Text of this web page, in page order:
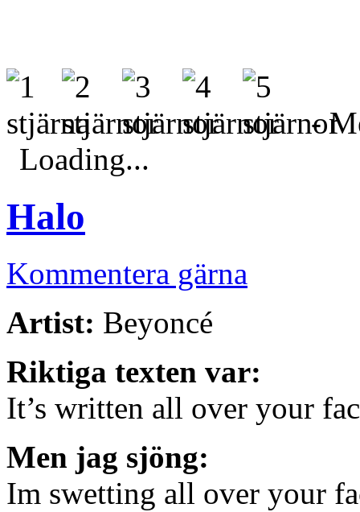
-
Loading...
Halo
Kommentera gärna
Artist: Beyoncé
Riktiga texten var:
It’s written all over your
Men jag sjöng:
Im swetting all over your